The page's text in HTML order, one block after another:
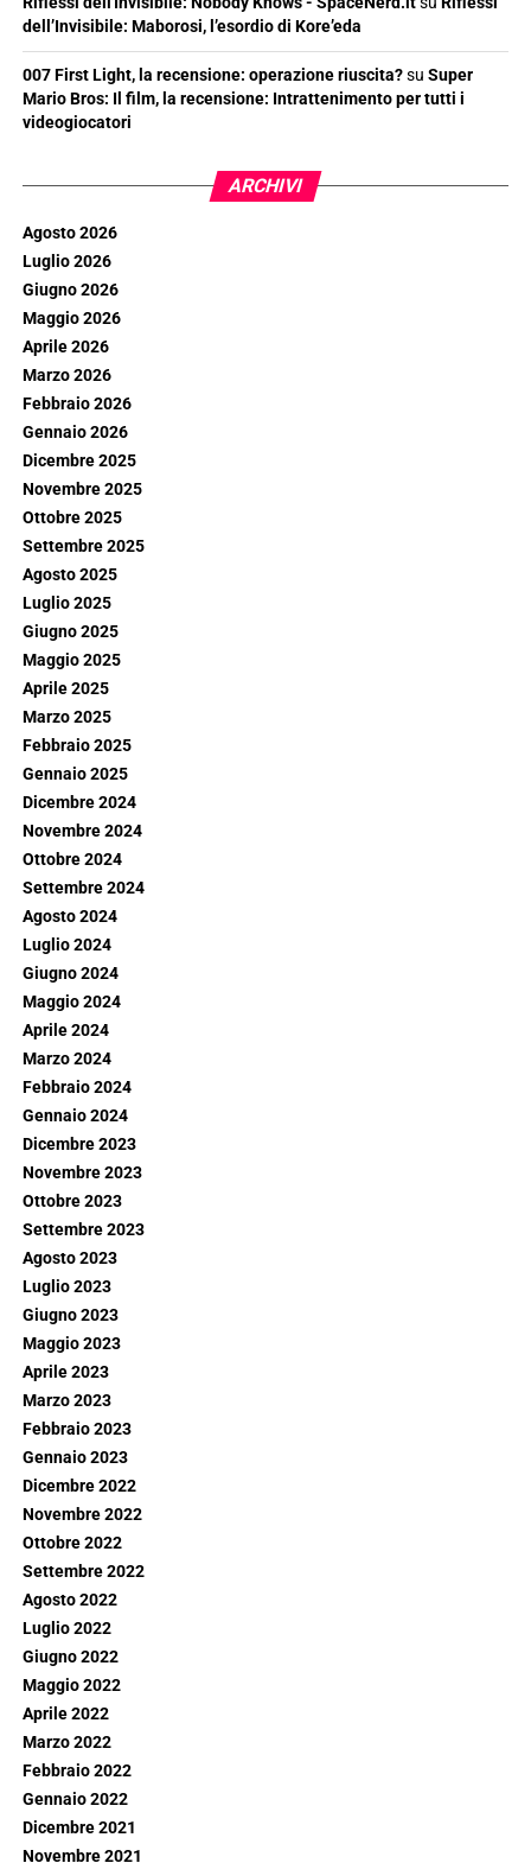
dell’Invisibile: Maborosi, l’esordio di Kore’eda
007 First Light, la recensione: operazione riuscita?su Super
Mario Bros: Il film, la recensione: Intrattenimento per tutti i
videogiocatori
ARCHIVI
Agosto 2026
Luglio 2026
Giugno 2026
Maggio 2026
Aprile 2026
Marzo 2026
Febbraio 2026
Gennaio 2026
Dicembre 2025
Novembre 2025
Ottobre 2025
Settembre 2025
Agosto 2025
Luglio 2025
Giugno 2025
Maggio 2025
Aprile 2025
Marzo 2025
Febbraio 2025
Gennaio 2025
Dicembre 2024
Novembre 2024
Ottobre 2024
Settembre 2024
Agosto 2024
Luglio 2024
Giugno 2024
Maggio 2024
Aprile 2024
Marzo 2024
Febbraio 2024
Gennaio 2024
Dicembre 2023
Novembre 2023
Ottobre 2023
Settembre 2023
Agosto 2023
Luglio 2023
Giugno 2023
Maggio 2023
Aprile 2023
Marzo 2023
Febbraio 2023
Gennaio 2023
Dicembre 2022
Novembre 2022
Ottobre 2022
Settembre 2022
Agosto 2022
Luglio 2022
Giugno 2022
Maggio 2022
Aprile 2022
Marzo 2022
Febbraio 2022
Gennaio 2022
Dicembre 2021
Novembre 2021